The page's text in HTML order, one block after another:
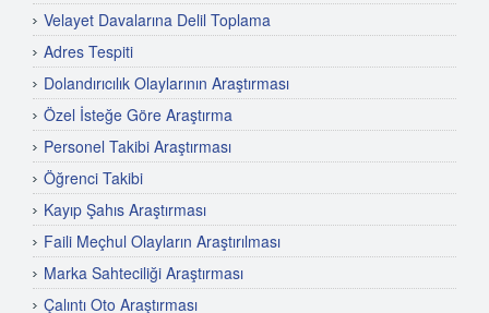
Velayet Davalarına Delil Toplama
Adres Tespiti
Dolandırıcılık Olaylarının Araştırması
Özel İsteğe Göre Araştırma
Personel Takibi Araştırması
Öğrenci Takibi
Kayıp Şahıs Araştırması
Faili Meçhul Olayların Araştırılması
Marka Sahteciliği Araştırması
Çalıntı Oto Araştırması